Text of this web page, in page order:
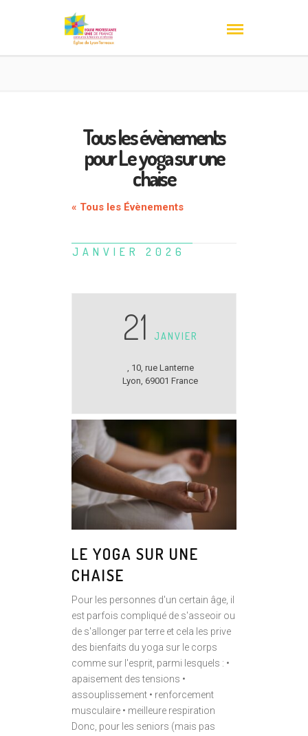
Tous les évènements
pour Le yoga sur une
chaise
« Tous les Évènements
JANVIER 2026
21 JANVIER
, 10, rue Lanterne
Lyon, 69001 France
LE YOGA SUR UNE
CHAISE
Pour les personnes d'un certain âge, il
est parfois compliqué de s'asseoir ou
de s'allonger par terre et cela les prive
des bienfaits du yoga sur le corps
comme sur l'esprit, parmi lesquels : •
apaisement des tensions •
assouplissement • renforcement
musculaire • meilleure respiration
Donc, pour les seniors (mais pas